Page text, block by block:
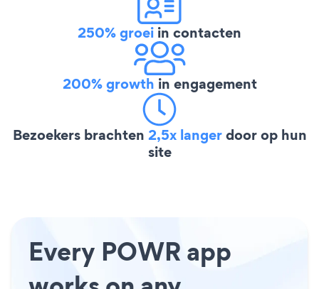
250% groei in contacten
200% growth in engagement
Bezoekers brachten 2,5x langerdoor op hun
site
Every POWR app